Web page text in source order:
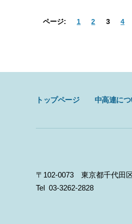
ページ: 1 2 3 4
トップページ 中高連に
〒102-0073 東京都千代田
Tel 03-3262-2828